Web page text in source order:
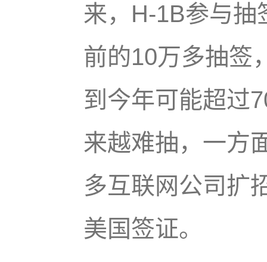
来，H-1B参与抽
前的10万多抽签
到今年可能超过
来越难抽，一方
多互联网公司扩
美国签证。